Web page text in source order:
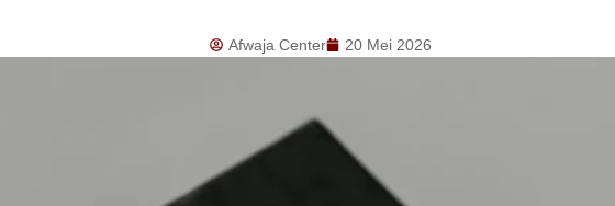
Afwaja Center 20 Mei 2026